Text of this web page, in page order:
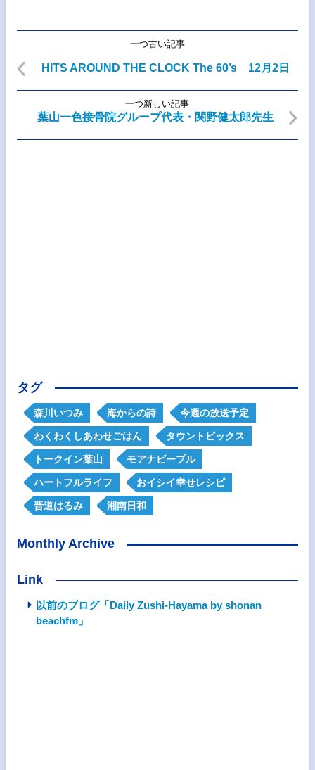
一つ古い記事
HITS AROUND THE CLOCK The 60’s 12月2日
一つ新しい記事
葉山一色接骨院グループ代表・関野健太郎先生
タグ
森川いつみ 海からの詩 今週の放送予定
わくわくしあわせごはん タウントピックス
トークイン葉山 モアナピープル
ハートフルライフ おイシイ幸せレシピ
晋道はるみ 湘南日和
Monthly Archive
Link
以前のブログ「Daily Zushi-Hayama by shonan
beachfm」